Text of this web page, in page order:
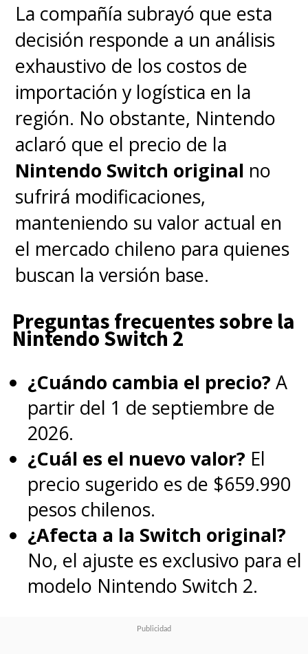
La compañía subrayó que esta
decisión responde a un análisis
exhaustivo de los costos de
importación y logística en la
región. No obstante, Nintendo
aclaró que el precio de la
Nintendo Switch original no
sufrirá modificaciones,
manteniendo su valor actual en
el mercado chileno para quienes
buscan la versión base.
Preguntas frecuentes sobre la
Nintendo Switch 2
¿Cuándo cambia el precio? A
partir del 1 de septiembre de
2026.
¿Cuál es el nuevo valor? El
precio sugerido es de $659.990
pesos chilenos.
¿Afecta a la Switch original?
No, el ajuste es exclusivo para el
modelo Nintendo Switch 2.